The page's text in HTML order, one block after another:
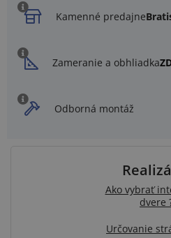
Kamenné predajne
Zameranie a obhliadka
Odborná montáž
Ako vybrať
dvere
Určovanie